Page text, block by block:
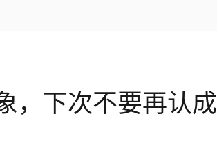
，下次不要再认成